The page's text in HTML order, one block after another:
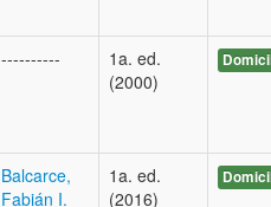
----------
1a. ed.
(2000)
Balcarce,
Fabián I.
1a. ed.
(2016)